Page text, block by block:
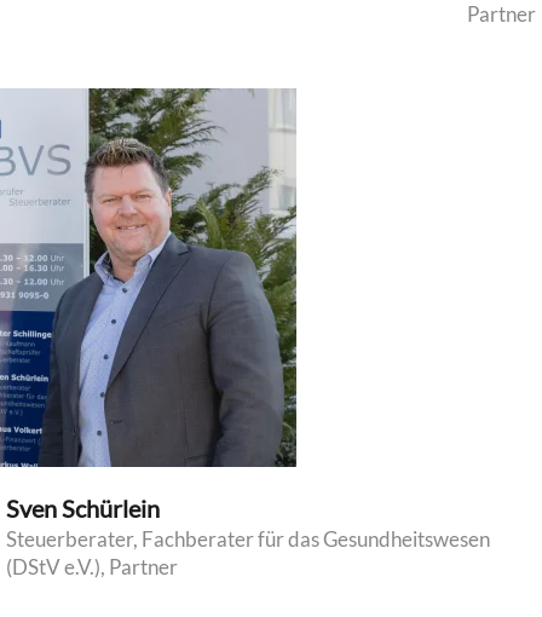
Partner
Sven Schürlein
Steuerberater, Fachberater für das Gesundheitswesen
(DStV e.V.), Partner